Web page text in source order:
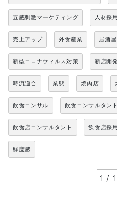
五感刺激マーケティング 人材採用
売上アップ 外食産業 居酒屋
新型コロナウィルス対策 新店開
時流適合 業態 焼肉店
飲食コンサル 飲食コンサルタント
飲食店コンサルタント 飲食店採用
鮮度感
1 / 1